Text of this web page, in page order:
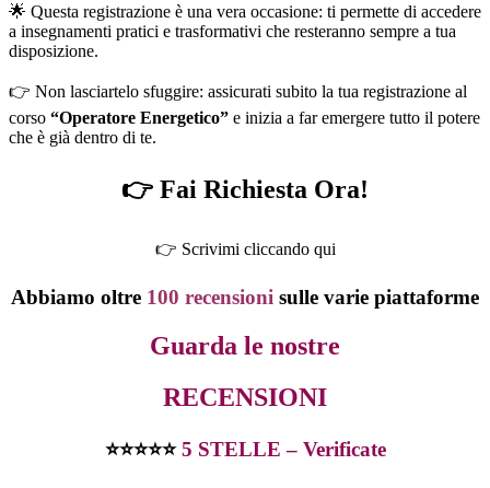
🌟 Questa registrazione è una vera occasione: ti permette di accedere
a insegnamenti pratici e trasformativi che resteranno sempre a tua
disposizione.
👉 Non lasciartelo sfuggire: assicurati subito la tua registrazione al
corso “Operatore Energetico” e inizia a far emergere tutto il potere
che è già dentro di te.
👉 Fai Richiesta Ora!
👉 Scrivimi cliccando qui
Abbiamo oltre 100 recensioni sulle varie piattaforme
Guarda le nostre
RECENSIONI
⭐⭐⭐⭐⭐5 STELLE – Verificate